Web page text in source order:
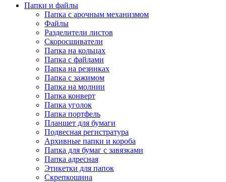
Папки и файлы
Папка с арочным механизмом
Файлы
Разделители листов
Скоросшиватели
Папка на кольцах
Папка с файлами
Папка на резинках
Папка с зажимом
Папка на молнии
Папка конверт
Папка уголок
Папка портфель
Планшет для бумаги
Подвесная регистратура
Архивные папки и короба
Папка для бумаг с завязками
Папка адресная
Этикетки для папок
Скрепкошина